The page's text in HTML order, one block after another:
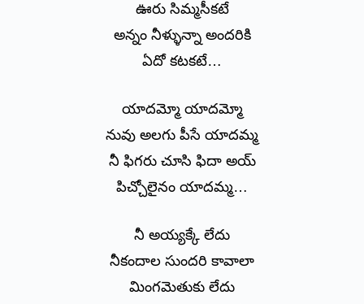
ఊరు సిమ్మసీకటే
అన్నం నీళ్ళున్నా అందరికి
ఏదో కటకటే…
యాదమ్మో యాదమ్మో
నువు అలగు పీసే యాదమ్మ
నీ ఫిగరు చూసి ఫిదా అయ్
పిచ్చోలైనం యాదమ్మ…
నీ అయ్యక్కే లేదు
నీకందాల సుందరి కావాలా
మింగమెతుకు లేదు